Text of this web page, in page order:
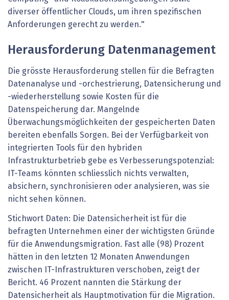
diverser öffentlicher Clouds, um ihren spezifischen
Anforderungen gerecht zu werden."
Herausforderung Datenmanagement
Die grösste Herausforderung stellen für die Befragten
Datenanalyse und -orchestrierung, Datensicherung und
-wiederherstellung sowie Kosten für die
Datenspeicherung dar. Mangelnde
Überwachungsmöglichkeiten der gespeicherten Daten
bereiten ebenfalls Sorgen. Bei der Verfügbarkeit von
integrierten Tools für den hybriden
Infrastrukturbetrieb gebe es Verbesserungspotenzial:
IT-Teams könnten schliesslich nichts verwalten,
absichern, synchronisieren oder analysieren, was sie
nicht sehen können.
Stichwort Daten: Die Datensicherheit ist für die
befragten Unternehmen einer der wichtigsten Gründe
für die Anwendungsmigration. Fast alle (98) Prozent
hätten in den letzten 12 Monaten Anwendungen
zwischen IT-Infrastrukturen verschoben, zeigt der
Bericht. 46 Prozent nannten die Stärkung der
Datensicherheit als Hauptmotivation für die Migration.